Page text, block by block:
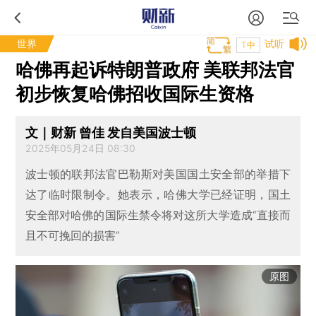
世界 试听
T中
哈佛再起诉特朗普政府 美联邦法官
初步恢复哈佛招收国际生资格
文｜财新 曾佳 发自美国波士顿
2025年05月24日 08:30
波士顿的联邦法官巴勒斯对美国国土安全部的举措下
达了临时限制令。她表示，哈佛大学已经证明，国土
安全部对哈佛的国际生禁令将对这所大学造成“直接而
且不可挽回的损害”
原图